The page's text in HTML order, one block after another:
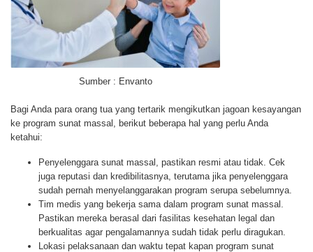
Sumber : Envanto
Bagi Anda para orang tua yang tertarik mengikutkan jagoan kesayangan
ke program sunat massal, berikut beberapa hal yang perlu Anda
ketahui:
Penyelenggara sunat massal, pastikan resmi atau tidak. Cek
juga reputasi dan kredibilitasnya, terutama jika penyelenggara
sudah pernah menyelanggarakan program serupa sebelumnya.
Tim medis yang bekerja sama dalam program sunat massal.
Pastikan mereka berasal dari fasilitas kesehatan legal dan
berkualitas agar pengalamannya sudah tidak perlu diragukan.
Lokasi pelaksanaan dan waktu tepat kapan program sunat